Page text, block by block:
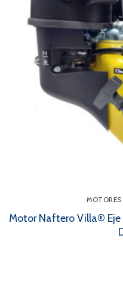
MOTORES
Motor Naftero Villa® Eje